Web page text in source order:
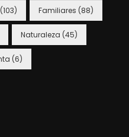
(103) Familiares (88)
Naturaleza (45)
(6)